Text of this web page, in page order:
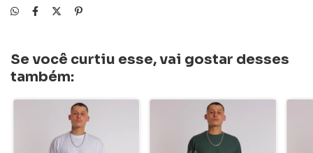
Se você curtiu esse, vai gostar desses
também: